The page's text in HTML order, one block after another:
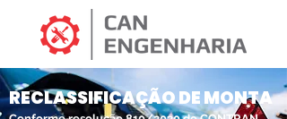
RECLASSIFICAÇÃO DE MONTA